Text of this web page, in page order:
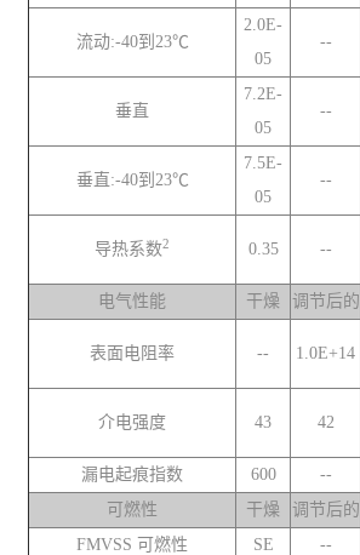
流动:-40到23℃
2.0E-
05
--
垂直
7.2E-
05
--
垂直:-40到23℃
7.5E-
05
--
导热系数2 0.35 --
电气性能
干燥 调节后的
表面电阻率 -- 1.0E+14
介电强度 43 42
漏电起痕指数
600 --
可燃性
干燥 调节后的
FMVSS 可燃性
SE --